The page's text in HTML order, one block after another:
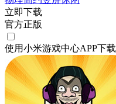
立即下载
官方正版
使用小米游戏中心APP下载